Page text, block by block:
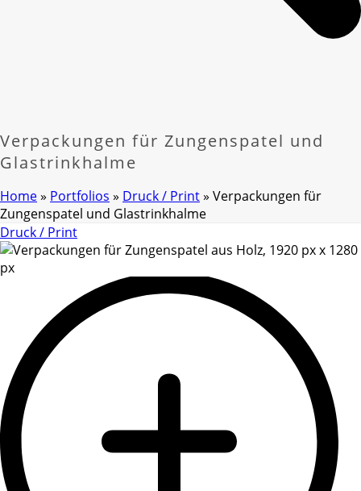
Verpackungen für Zungenspatel und
Glastrinkhalme
Home» Portfolios » Druck / Print» Verpackungen für
Zungenspatel und Glastrinkhalme
Druck / Print